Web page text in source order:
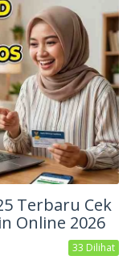
Terbaru Cek
Online 2026
33 Dilihat